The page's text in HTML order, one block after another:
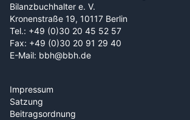
Bilanzbuchhalter e. V.
Kronenstraße 19, 10117 Berlin
Tel.: +49 (0)30 20 45 52 57
Fax: +49 (0)30 20 91 29 40
E-Mail: bbh@bbh.de
Impressum
Satzung
Beitragsordnung